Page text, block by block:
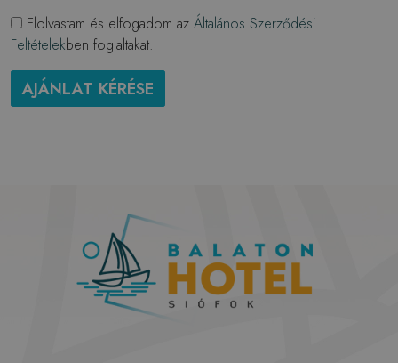
Elolvastam és elfogadom az Általános Szerződési
Feltételekben foglaltakat.
AJÁNLAT KÉRÉSE